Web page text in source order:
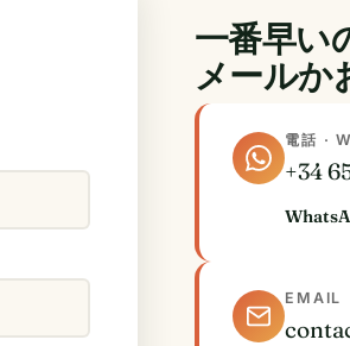
一番早い
メールか
電話 ·
+34
EMAIL